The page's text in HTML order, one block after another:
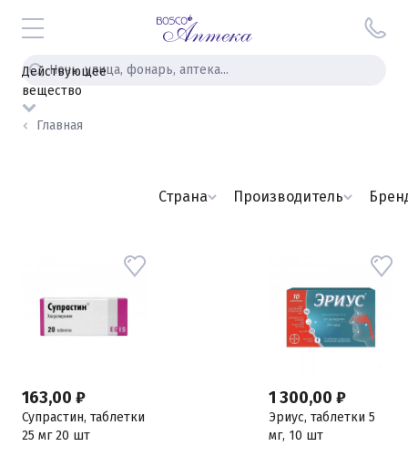
Главная
Действующее
вещество
Страна Производитель
163,00 ₽
Супрастин, таблетки
25 мг 20 шт
1 300,00 ₽
Эриус, таблетки 5
мг, 10 шт